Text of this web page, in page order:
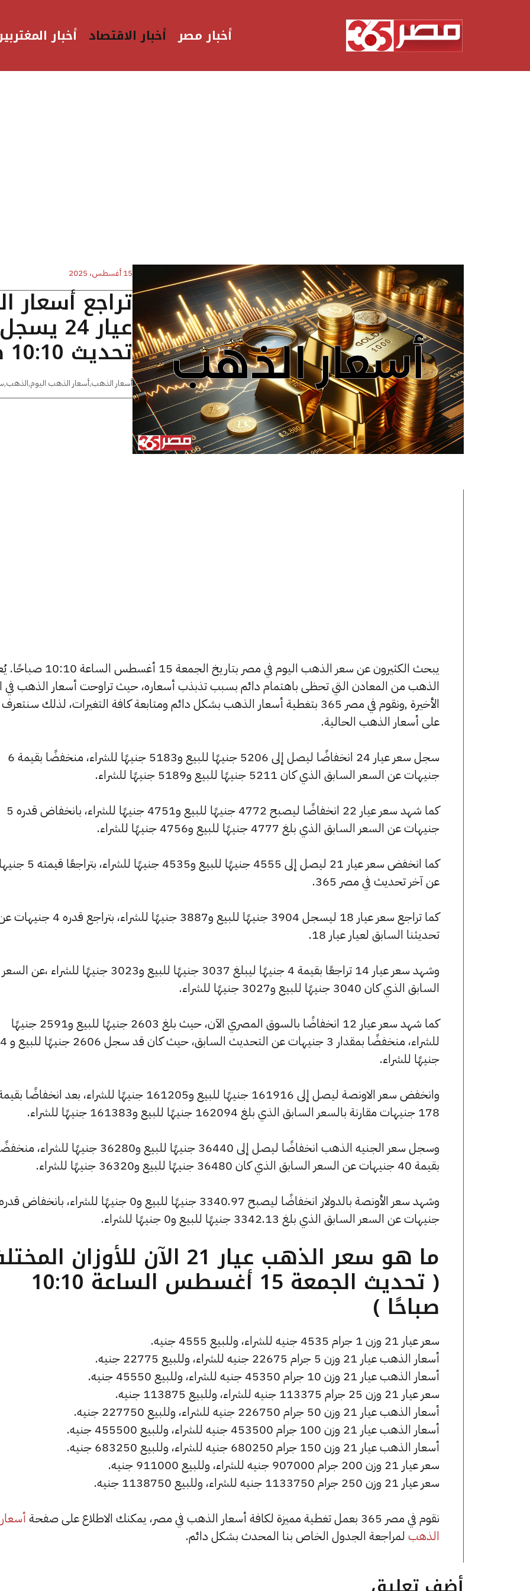
أخبار مصر أخبار الاقتصاد أخبار
15 أغسطس، 2025
تراجع
تحديث 10:10 صباحا
أسعار الذهب,أسعار الذهب اليوم,الذهب,
يبحث الكثيرون عن سعر الذهب اليوم في مصر بتاريخ الجمعة 15 أغسطس
الذهب من المعادن التي تحظى باهتمام دائم بسبب تذبذب أسعاره، حيث تراوحت أسعار الذهب في
الأخيرة ,ونقوم في مصر 365 بتغطية أسعار الذهب بشكل دائم ومتابعة كافة التغيرات، لذلك
على أسعار الذهب الحالية.
سجل سعر عيار 24 انخفاضًا ليصل إلى 5206 جنيهًا للبيع و5183 جنيهًا للشراء، منخفضًا بقيمة 6
جنيهات عن السعر السابق الذي كان 5211 جنيهًا للبيع و5189 جنيهًا للشراء.
كما شهد سعر عيار 22 انخفاضًا ليصبح 4772 جنيهًا للبيع و4751 جنيهًا للشراء، بانخفاض قدره 5
جنيهات عن السعر السابق الذي بلغ 4777 جنيهًا للبيع و4756 جنيهًا للشراء.
كما انخفض سعر عيار 21 ليصل إلى 4555 جنيهًا للبيع و4535
عن آخر تحديث في مصر 365.
كما تراجع سعر عيار 18 ليسجل 3904 جنيهًا للبيع و3887 جنيهًا للشراء، بتراجع قدره 4
تحديثنا السابق لعيار عيار 18.
وشهد سعر عيار 14 تراجعًا بقيمة 4 جنيهًا ليبلغ 3037 جنيهًا للبيع و3023 جنيهًا للشراء ،عن السعر
السابق الذي كان 3040 جنيهًا للبيع و3027 جنيهًا للشراء.
كما شهد سعر عيار 12 انخفاضًا بالسوق المصري الآن، حيث بلغ 2603 جنيهًا للبيع و2591 جنيهًا
للشراء،
جنيهًا للشراء.
وانخفض سعر الاونصة ليصل إلى 161916 جنيهًا للبيع و161205 جنيهًا للشراء، بعد انخفاضًا
178 جنيهات مقارنة بالسعر السابق الذي بلغ 162094 جنيهًا للبيع و161383 جنيهًا للشراء.
وسجل سعر الجنيه الذهب انخفاضًا ليصل إلى 36440 جنيهًا للبيع و36280 جنيهًا للشراء،
بقيمة 40 جنيهات عن السعر السابق الذي كان 36480 جنيهًا للبيع و36320 جنيهًا للشراء.
جنيهات عن السعر السابق الذي بلغ 3342.13 جنيهًا للبيع و0 جنيهًا للشراء.
ما هو سعر الذهب عيار 21 الآن للأوزان
( تحديث الجمعة 15 أغسطس الساعة 10:10
صباحًا )
سعر عيار 21 وزن 1 جرام 4535 جنيه للشراء، وللبيع 4555 جنيه.
أسعار الذهب عيار 21 وزن 5 جرام 22675 جنيه للشراء، وللبيع 22775 جنيه.
أسعار الذهب عيار 21 وزن 10 جرام 45350 جنيه للشراء، وللبيع 45550 جنيه.
سعر عيار 21 وزن 25 جرام 113375 جنيه للشراء، وللبيع 113875 جنيه.
أسعار الذهب عيار 21 وزن 50 جرام 226750 جنيه للشراء، وللبيع 227750 جنيه.
أسعار الذهب عيار 21 وزن 100 جرام 453500 جنيه للشراء، وللبيع 455500 جنيه.
أسعار الذهب عيار 21 وزن 150 جرام 680250 جنيه للشراء، وللبيع 683250 جنيه.
سعر عيار 21 وزن 200 جرام 907000 جنيه للشراء، وللبيع 911000 جنيه.
سعر عيار 21 وزن 250 جرام 1133750 جنيه للشراء، وللبيع 1138750 جنيه.
نقوم في مصر 365 بعمل تغطية مميزة لكافة أسعار الذهب في مصر، يمكنك الاطلاع على صفحة
أسعار
الذهب لمراجعة الجدول الخاص بنا المحدث بشكل دائم.